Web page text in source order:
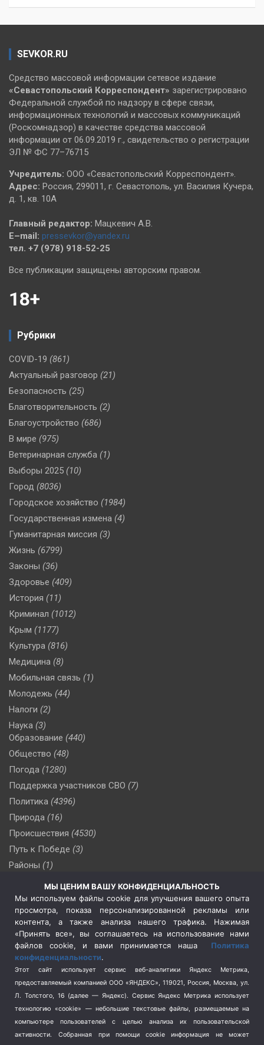
SEVKOR.RU
Средство массовой информации сетевое издание
«Севастопольский Корреспондент» зарегистрировано
Федеральной службой по надзору в сфере связи,
информационных технологий и массовых коммуникаций
(Роскомнадзор) в качестве средства массовой
информации от 06.09.2019 г., свидетельство о регистрации
ЭЛ № ФС 77–76715
Учредитель: ООО «Севастопольский Корреспондент».
Адрес: Россия, 299011, г. Севастополь, ул. Василия Кучера,
д. 1, кв. 10А
Главный редактор: Мацкевич А.В.
E–mail: pressevkor@yandex.ru
тел. +7 (978) 918-52-25
Все публикации защищены авторским правом.
18+
Рубрики
COVID-19 (861)
Актуальный разговор (21)
Безопасность (25)
Благотворительность (2)
Благоустройство (686)
В мире (975)
Ветеринарная служба (1)
Выборы 2025 (10)
Город (8036)
Городское хозяйство (1984)
Государственная измена (4)
Гуманитарная миссия (3)
Жизнь (6799)
Законы (36)
Здоровье (409)
История (11)
Криминал (1012)
Крым (1177)
Культура (816)
Медицина (8)
Мобильная связь (1)
Молодежь (44)
Налоги (2)
Наука (3)
Образование (440)
Общество (48)
Погода (1280)
Поддержка участников СВО (7)
Политика (4396)
Природа (16)
Происшествия (4530)
Путь к Победе (3)
Районы (1)
(510)
Сельское хозяйство (3)
Социальная политика
(3)
Спецоперация в Украине
Спецоперация на Украине
(404)
Спорт (740)
Терроризм (1)
Транспорт (262)
Туризм (178)
Флот (76)
МЫ ЦЕНИМ ВАШУ КОНФИДЕНЦИАЛЬНОСТЬ
Мы используем файлы cookie для улучшения вашего опыта
просмотра, показа персонализированной рекламы или
контента, а также анализа нашего трафика. Нажимая
«Принять все», вы соглашаетесь на использование нами
файлов cookie, и вами принимается наша Политика
конфиденциальности.
Этот сайт использует сервис веб-аналитики Яндекс Метрика,
предоставляемый компанией ООО «ЯНДЕКС», 119021, Россия, Москва, ул.
Л. Толстого, 16 (далее — Яндекс). Сервис Яндекс Метрика использует
технологию «cookie» — небольшие текстовые файлы, размещаемые на
компьютере пользователей с целью анализа их пользовательской
активности.
Собранная при помощи cookie информация не может